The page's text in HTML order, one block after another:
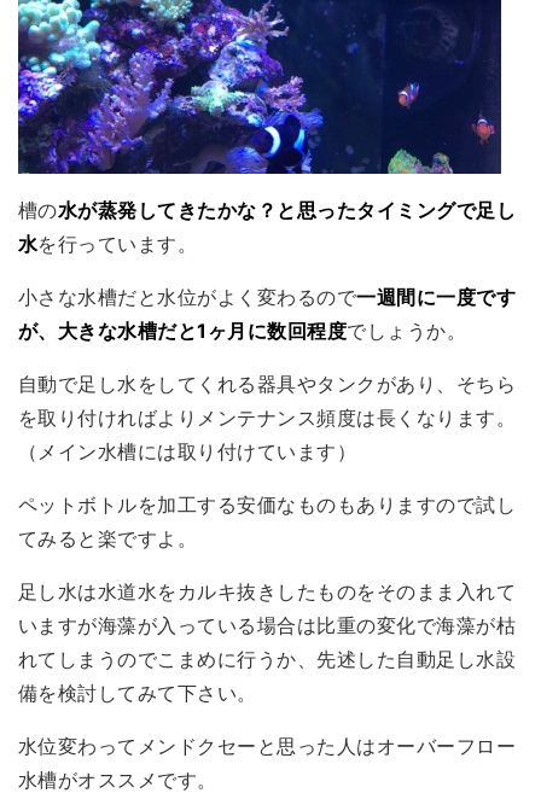
槽の水が蒸発してきたかな？と思ったタイミングで足し
水を行っています。
小さな水槽だと水位がよく変わるので一週間に一度です
が、大きな水槽だと1ヶ月に数回程度でしょうか。
自動で足し水をしてくれる器具やタンクがあり、そちら
を取り付ければよりメンテナンス頻度は長くなります。
（メイン水槽には取り付けています）
ペットボトルを加工する安価なものもありますので試し
てみると楽ですよ。
足し水は水道水をカルキ抜きしたものをそのまま入れて
いますが海藻が入っている場合は比重の変化で海藻が枯
れてしまうのでこまめに行うか、先述した自動足し水設
備を検討してみて下さい。
水位変わってメンドクセーと思った人はオーバーフロー
水槽がオススメです。